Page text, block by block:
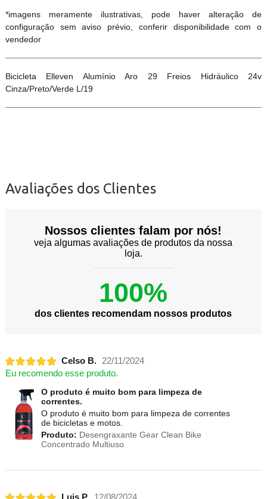
*imagens meramente ilustrativas, pode haver alteração de
configuração sem aviso prévio, conferir disponibilidade com o
vendedor
Bicicleta Elleven Alumínio Aro 29 Freios Hidráulico 24v
Cinza/Preto/Verde L/19
Avaliações dos Clientes
Nossos clientes falam por nós!
veja algumas avaliações de produtos da nossa
loja.
100%
dos clientes recomendam nossos produtos
Celso B. 22/11/2024
Eu recomendo esse produto.
O produto é muito bom para limpeza de
correntes.
O produto é muito bom para limpeza de correntes
de bicicletas e motos.
Produto: Desengraxante Gear Clean Bike
Concentrado Multiuso